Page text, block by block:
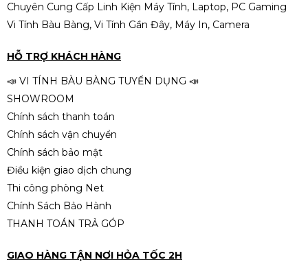
LaserJet 5200, 5200L/Canon LBP
3500
Chuyên Cung Cấp Linh Kiện Máy Tính, Laptop, PC Gaming
Vi Tính Bàu Bàng, Vi Tính Gần Đây, Máy In, Camera
HỖ TRỢ KHÁCH HÀNG
📣 VI TÍNH BÀU BÀNG TUYỂN DỤNG 📣
SHOWROOM
Chính sách thanh toán
Chính sách vận chuyển
Chính sách bảo mật
Điều kiện giao dịch chung
Thi công phòng Net
Chính Sách Bảo Hành
THANH TOÁN TRẢ GÓP
GIAO HÀNG TẬN NƠI HỎA TỐC 2H